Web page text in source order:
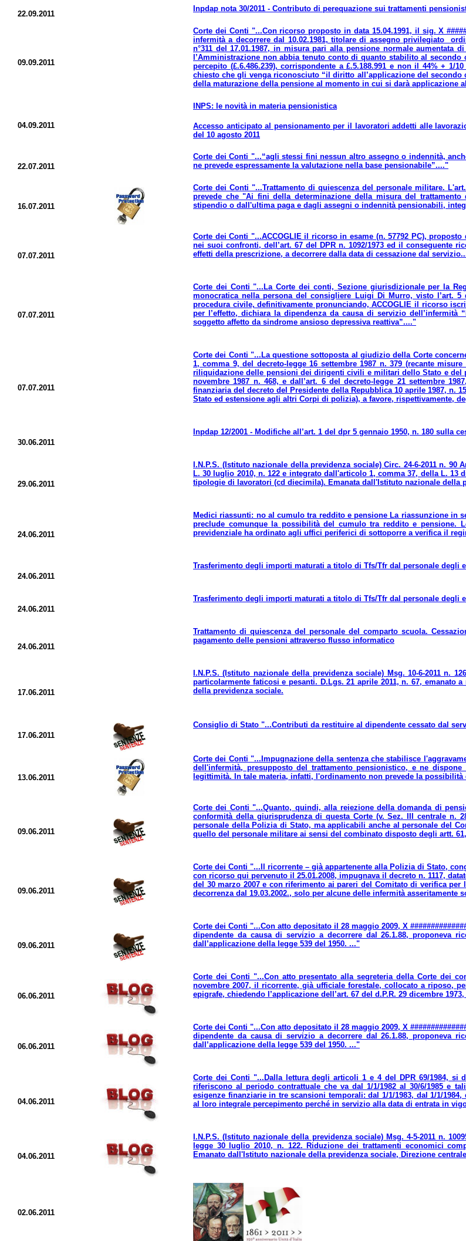
22.09.2011
Inpdap nota 30/2011 - Contributo di perequazione sui trattamenti
09.09.2011
Corte dei Conti "...Con ricorso proposto in data 15.04.1991, il sig. X
infermità a decorrere dal 10.02.1981, titolare di assegno privilegiato
n°311 del 17.01.1987, in misura pari alla pensione normale aumentata
l’Amministrazione non abbia tenuto conto di quanto stabilito al
percepito (£.6.486.239), corrispondente a £.5.188.991 e non il 44% +
chiesto che gli venga riconosciuto “il diritto all’applicazione del
della maturazione della pensione al momento in cui si darà applicazione
04.09.2011
INPS: le novità in materia pensionistica
Accesso anticipato al pensionamento per il lavoratori addetti alle
del 10 agosto 2011
22.07.2011
Corte dei Conti "...“agli stessi fini nessun altro assegno o indennità,
ne prevede espressamente la valutazione nella base pensionabile”...."
16.07.2011
Corte dei Conti "...Trattamento di quiescenza del personale militare.
prevede che "Ai fini della determinazione della misura del
stipendio o dall'ultima paga e dagli assegni o indennità pensionabili,
07.07.2011
Corte dei Conti "...ACCOGLIE il ricorso in esame (n. 57792 PC),
nei suoi confronti, dell’art. 67 del DPR n. 1092/1973 ed il
effetti della prescrizione, a decorrere dalla data di cessazione dal
07.07.2011
Corte dei Conti "...La Corte dei conti, Sezione giurisdizionale per la
monocratica nella persona del consigliere Luigi Di Murro, visto l’art.
procedura civile, definitivamente pronunciando, ACCOGLIE il ricorso
per l’effetto, dichiara la dipendenza da causa di servizio
soggetto affetto da sindrome ansioso depressiva reattiva”...."
07.07.2011
Corte dei Conti "...La questione sottoposta al giudizio della Corte
1, comma 9, del decreto-legge 16 settembre 1987 n. 379 (recante
riliquidazione delle pensioni dei dirigenti civili e militari dello Stato e del
novembre 1987 n. 468, e dall’art. 6 del decreto-legge 21 settembre
finanziaria del decreto del Presidente della Repubblica 10 aprile 1987, n.
Stato ed estensione agli altri Corpi di polizia), a favore, rispettivamente,
30.06.2011
Inpdap 12/2001 - Modifiche all’art. 1 del dpr 5 gennaio 1950, n. 180
29.06.2011
I.N.P.S. (Istituto nazionale della previdenza sociale) Circ. 24-6-2011 n.
L. 30 luglio 2010, n. 122 e integrato dall'articolo 1, comma 37, della L.
tipologie di lavoratori (cd diecimila). Emanata dall'Istituto nazionale della
24.06.2011
Medici riassunti: no al cumulo tra reddito e pensione La riassunzione
preclude comunque la possibilità del cumulo tra reddito e pensione.
previdenziale ha ordinato agli uffici periferici di sottoporre a verifica il
24.06.2011
Trasferimento degli importi maturati a titolo di Tfs/Tfr dal personale degli
24.06.2011
Trasferimento degli importi maturati a titolo di Tfs/Tfr dal personale degli
24.06.2011
Trattamento di quiescenza del personale del comparto scuola.
pagamento delle pensioni attraverso flusso informatico
17.06.2011
I.N.P.S. (Istituto nazionale della previdenza sociale) Msg. 10-6-2011 n.
particolarmente faticosi e pesanti. D.Lgs. 21 aprile 2011, n. 67, emanato
della previdenza sociale.
17.06.2011
Consiglio di Stato "...Contributi da restituire al dipendente cessato dal
13.06.2011
Corte dei Conti "...Impugnazione della sentenza che stabilisce
dell'infermità, presupposto del trattamento pensionistico, e ne
legittimità. In tale materia, infatti, l'ordinamento non prevede la
09.06.2011
Corte dei Conti "...Quanto, quindi, alla reiezione della domanda di
conformità della giurisprudenza di questa Corte (v. Sez. III centrale n.
personale della Polizia di Stato, ma applicabili anche al personale del
quello del personale militare ai sensi del combinato disposto degli artt.
09.06.2011
Corte dei Conti "...Il ricorrente – già appartenente alla Polizia di Stato,
con ricorso qui pervenuto il 25.01.2008, impugnava il decreto n. 1117,
del 30 marzo 2007 e con riferimento ai pareri del Comitato di verifica
decorrenza dal 19.03.2002., solo per alcune delle infermità asseritamente
09.06.2011
Corte dei Conti "...Con atto depositato il 28 maggio 2009, X
dipendente da causa di servizio a decorrere dal 26.1.88, proponeva
dall’applicazione della legge 539 del 1950. ..."
06.06.2011
Corte dei Conti "...Con atto presentato alla segreteria della Corte dei
novembre 2007, il ricorrente, già ufficiale forestale, collocato a riposo,
epigrafe, chiedendo l’applicazione dell’art. 67 del d.P.R. 29 dicembre
06.06.2011
Corte dei Conti "...Con atto depositato il 28 maggio 2009, X
dipendente da causa di servizio a decorrere dal 26.1.88, proponeva
dall’applicazione della legge 539 del 1950. ..."
04.06.2011
Corte dei Conti "...Dalla lettura degli articoli 1 e 4 del DPR 69/1984,
riferiscono al periodo contrattuale che va dal 1/1/1982 al 30/6/1985 e
esigenze finanziarie in tre scansioni temporali: dal 1/1/1983, dal 1/1/
al loro integrale percepimento perché in servizio alla data di entrata in
04.06.2011
I.N.P.S. (Istituto nazionale della previdenza sociale) Msg. 4-5-2011 n.
legge 30 luglio 2010, n. 122. Riduzione dei trattamenti economici
Emanato dall'Istituto nazionale della previdenza sociale, Direzione
02.06.2011